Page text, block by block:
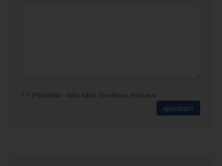
* = Pflichtfeld - bitte füllen Sie dieses Feld aus.
speichern